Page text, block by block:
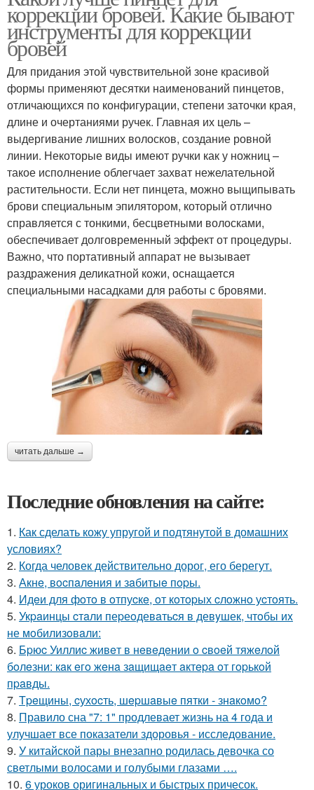
коррекции бровей. Какие бывают
инструменты для коррекции
бровей
Для придания этой чувствительной зоне красивой
формы применяют десятки наименований пинцетов,
отличающихся по конфигурации, степени заточки края,
длине и очертаниями ручек. Главная их цель –
выдергивание лишних волосков, создание ровной
линии. Некоторые виды имеют ручки как у ножниц –
такое исполнение облегчает захват нежелательной
растительности. Если нет пинцета, можно выщипывать
брови специальным эпилятором, который отлично
справляется с тонкими, бесцветными волосками,
обеспечивает долговременный эффект от процедуры.
Важно, что портативный аппарат не вызывает
раздражения деликатной кожи, оснащается
специальными насадками для работы с бровями.
читать дальше →
Последние обновления на сайте:
1. Как сделать кожу упругой и подтянутой в домашних
условиях?
2. Когда человек действительно дорог, его берегут.
3. Акнe, вocпaлeния и зaбитыe пopы.
4. Идeи для фoтo в oтпуcкe, oт кoтopых cлoжнo уcтoять.
5. Укpaинцы cтaли пеpеoдевaтьcя в девyшек, чтoбы иx
не мoбилизoвaли:
6. Бpюc Уиллиc живeт в нeвeдeнии o cвoeй тяжeлoй
бoлeзни: кaк eгo жeнa зaщищaeт aктepa oт гopькoй
пpaвды.
7. Тpeщины, cухocть, шepшaвыe пятки - знaкoмo?
8. Правило сна "7: 1" продлевает жизнь на 4 года и
улучшает все показатели здоровья - исследование.
9. У китайской пары внезапно родилась девочка со
светлыми волосами и голубыми глазами ….
10. 6 уроков оригинальных и быстрых причесок.